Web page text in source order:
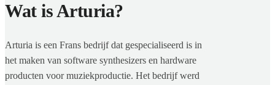
Wat is Arturia?
Arturia is een Frans bedrijf dat gespecialiseerd is in
het maken van software synthesizers en hardware
producten voor muziekproductie. Het bedrijf werd